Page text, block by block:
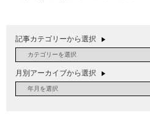
記事カテゴリーから選択
月別アーカイブから選択